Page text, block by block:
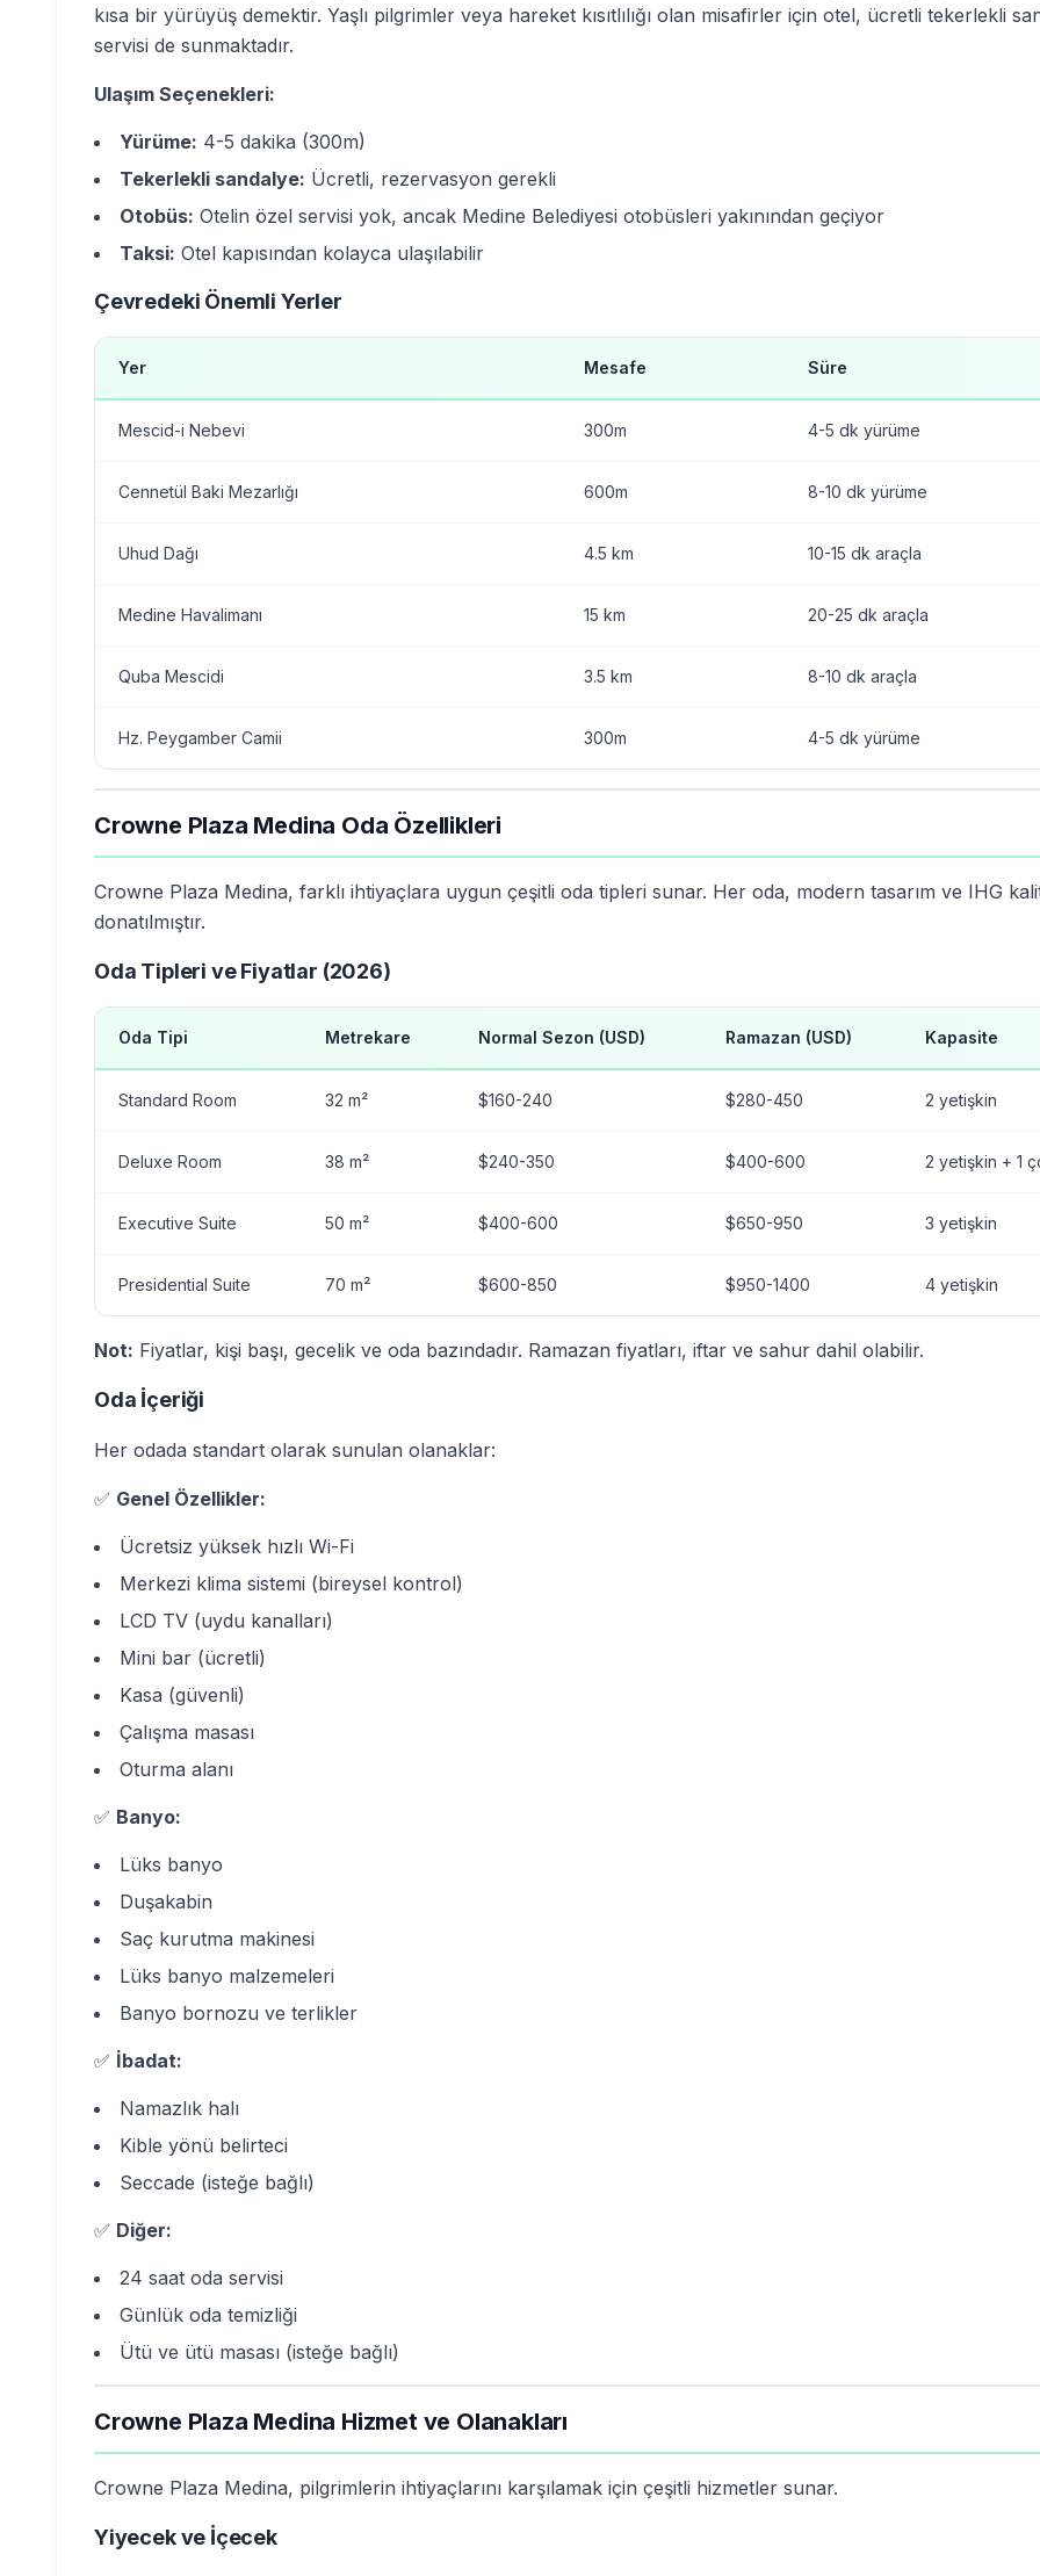
kısa bir yürüyüş demektir. Yaşlı pilgrimler veya hareket kısıtlılığı olan misafirler için otel, ücretli tekerlekli
servisi de sunmaktadır.
Ulaşım Seçenekleri:
Yürüme: 4-5 dakika (300m)
Tekerlekli sandalye: Ücretli, rezervasyon gerekli
Otobüs: Otelin özel servisi yok, ancak Medine Belediyesi otobüsleri yakınından geçiyor
Taksi: Otel kapısından kolayca ulaşılabilir
Çevredeki Önemli Yerler
Yer Mesafe Süre
Mescid-i Nebevi 300m 4-5 dk yürüme
Cennetül Baki Mezarlığı 600m 8-10 dk yürüme
Uhud Dağı 4.5 km 10-15 dk araçla
Medine Havalimanı 15 km 20-25 dk araçla
Quba Mescidi 3.5 km 8-10 dk araçla
Hz. Peygamber Camii 300m 4-5 dk yürüme
Crowne Plaza Medina Oda Özellikleri
Crowne Plaza Medina, farklı ihtiyaçlara uygun çeşitli oda tipleri sunar. Her oda, modern tasarım ve IHG
donatılmıştır.
Oda Tipleri ve Fiyatlar (2026)
Oda Tipi Metrekare Normal Sezon (USD) Ramazan (USD) Kapasite
Standard Room 32 m² $160-240 $280-450 2 yetişkin
Deluxe Room 38 m² $240-350 $400-600 2 yetişkin + 1
Executive Suite 50 m² $400-600 $650-950 3 yetişkin
Presidential Suite 70 m² $600-850 $950-1400 4 yetişkin
Not: Fiyatlar, kişi başı, gecelik ve oda bazındadır. Ramazan fiyatları, iftar ve sahur dahil olabilir.
Oda İçeriği
Her odada standart olarak sunulan olanaklar:
✅ Genel Özellikler:
Ücretsiz yüksek hızlı Wi-Fi
Merkezi klima sistemi (bireysel kontrol)
LCD TV (uydu kanalları)
Mini bar (ücretli)
Kasa (güvenli)
Çalışma masası
Oturma alanı
✅ Banyo:
Lüks banyo
Duşakabin
Saç kurutma makinesi
Lüks banyo malzemeleri
Banyo bornozu ve terlikler
✅ İbadat:
Namazlık halı
Kible yönü belirteci
Seccade (isteğe bağlı)
✅ Diğer:
24 saat oda servisi
Günlük oda temizliği
Ütü ve ütü masası (isteğe bağlı)
Crowne Plaza Medina Hizmet ve Olanakları
Crowne Plaza Medina, pilgrimlerin ihtiyaçlarını karşılamak için çeşitli hizmetler sunar.
Yiyecek ve İçecek